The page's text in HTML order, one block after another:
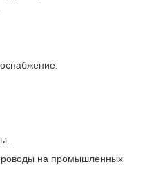
на промышленных